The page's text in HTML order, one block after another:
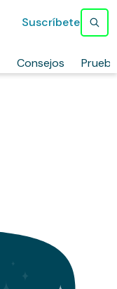
Consejos
Suscríbete